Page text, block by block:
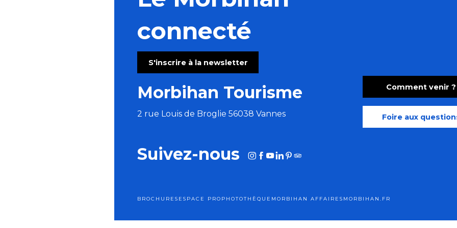
Soirée Karaoké Pédalé avec "La Karacyclette"
EXPO sur le patrimoine maritime local
Puces de Mer - Vide grenier des Marins
Les Crêtes brûlées - Hyperpunk Folk
Spectacles immersifs : Festival Excalibur
connecté
S'inscrire à la newsletter
Morbihan Tourisme
2 rue Louis de Broglie 56038 Vannes
Comment venir ?
Foire aux
Suivez-nous
BROCHURES ESPACE PRO PHOTOTHÈQUE MORBIHAN AFFAIRES MORBIHAN.FR